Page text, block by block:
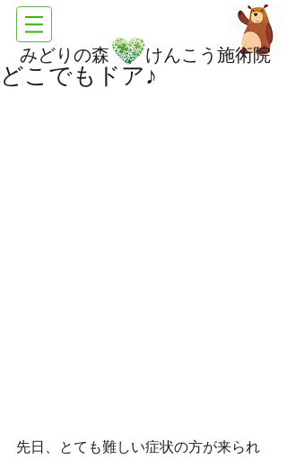
みどりの森 けんこう施術院
どこでもドア♪
先日、とても難しい症状の方が来られ